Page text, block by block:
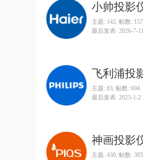
小帅投影
主题: 142, 帖数:
最后发表: 2026-7-
飞利浦投
主题: 83, 帖数: 694
最后发表: 2025-1-2
神画投影
主题: 430, 帖数: